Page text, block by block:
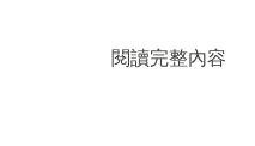
閱讀完整內容